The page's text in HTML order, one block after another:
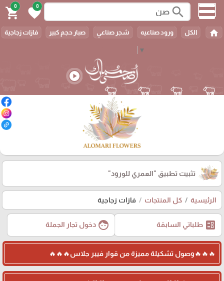
▼
search
0
favorite
0
shopping_cart
home الكل ورود صناعيه شجر صناعي صبار حجم كبير فازات زجاجية
play_circle
تثبيت تطبيق "العمري للورود"
الرئيسية كل المنتجات فازات زجاجية
ballot طلباتي السابقة face دخول تجار الجملة
🔥🔥🔥وصول تشكيلة مميزة من قوار فيبر جلاس🔥🔥🔥